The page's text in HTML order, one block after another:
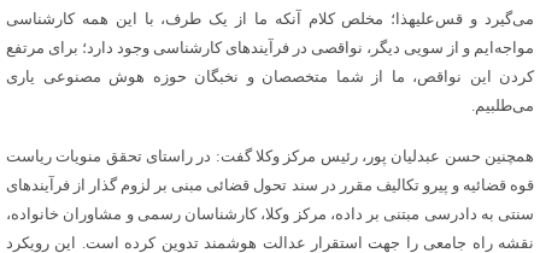
می‌گیرد و قس‌علیهذا؛ مخلص کلام آنکه ما از یک طرف، با این همه کارشناسی
مواجه‌ایم و از سویی دیگر، نواقصی در فرآیندهای کارشناسی وجود دارد؛ برای مرتفع
کردن این نواقص، ما از شما متخصصان و نخبگان حوزه هوش مصنوعی یاری
می‌طلبیم.
همچنین حسن عبدلیان پور، رئیس مرکز وکلا گفت: در راستای تحقق منویات ریاست
قوه قضائیه و پیرو تکالیف مقرر در سند تحول قضائی مبنی بر لزوم گذار از فرآیندهای
سنتی به دادرسی مبتنی بر داده، مرکز وکلا، کارشناسان رسمی و مشاوران خانواده،
نقشه راه جامعی را جهت استقرار عدالت هوشمند تدوین کرده است. این رویکرد